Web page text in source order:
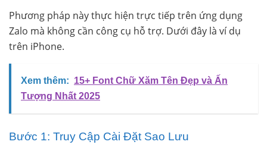
Phương pháp này thực hiện trực tiếp trên ứng dụng
Zalo mà không cần công cụ hỗ trợ. Dưới đây là ví dụ
trên iPhone.
Xem thêm: 15+ Font Chữ Xăm Tên Đẹp và Ấn
Tượng Nhất 2025
Bước 1: Truy Cập Cài Đặt Sao Lưu